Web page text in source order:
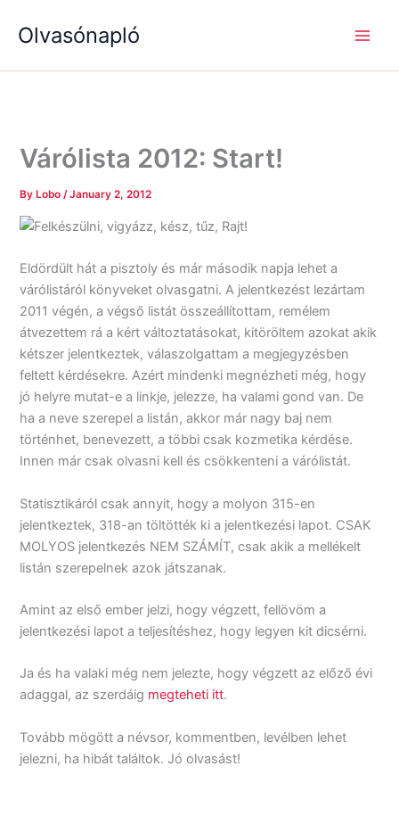
Olvasónapló
Várólista 2012: Start!
By Lobo/January 2, 2012
Felkészülni, vigyázz, kész, tűz, Rajt!
Eldördült hát a pisztoly és már második napja lehet a
várólistáról könyveket olvasgatni. A jelentkezést lezártam
2011 végén, a végső listát összeállítottam, remélem
átvezettem rá a kért változtatásokat, kitöröltem azokat akik
kétszer jelentkeztek, válaszolgattam a megjegyzésben
feltett kérdésekre. Azért mindenki megnézheti még, hogy
jó helyre mutat-e a linkje, jelezze, ha valami gond van. De
ha a neve szerepel a listán, akkor már nagy baj nem
történhet, benevezett, a többi csak kozmetika kérdése.
Innen már csak olvasni kell és csökkenteni a várólistát.
Statisztikáról csak annyit, hogy a molyon 315-en
jelentkeztek, 318-an töltötték ki a jelentkezési lapot. CSAK
MOLYOS jelentkezés NEM SZÁMÍT, csak akik a mellékelt
listán szerepelnek azok játszanak.
Amint az első ember jelzi, hogy végzett, fellövöm a
jelentkezési lapot a teljesítéshez, hogy legyen kit dicsérni.
Ja és ha valaki még nem jelezte, hogy végzett az előző évi
adaggal, az szerdáig megteheti itt.
Tovább mögött a névsor, kommentben, levélben lehet
jelezni, ha hibát találtok. Jó olvasást!
e
a
é
g
k
é
g
k